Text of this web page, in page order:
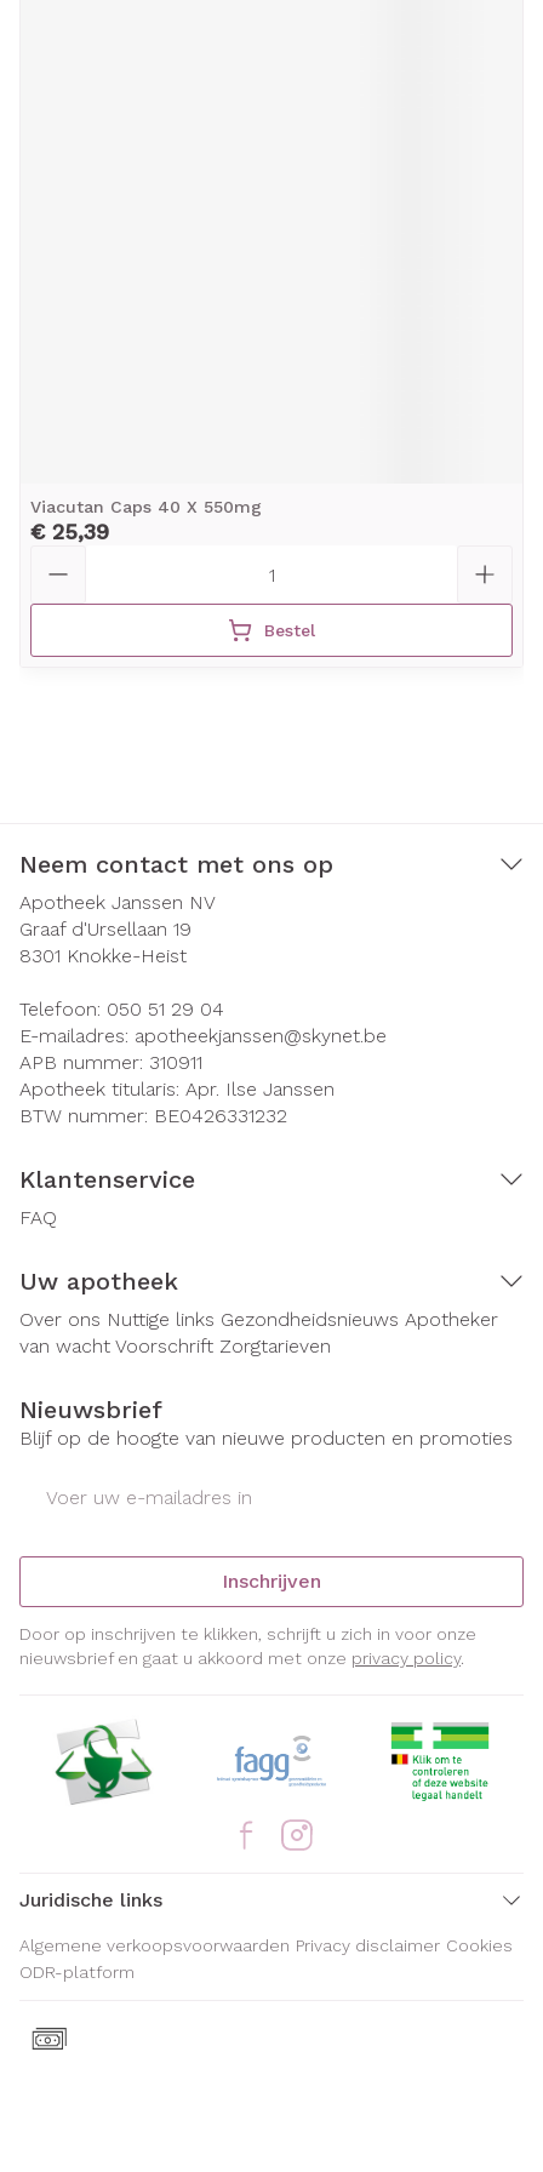
Viacutan Caps 40 X 550mg
€ 25,39
Bestel
Neem contact met ons op
Apotheek Janssen NV
Graaf d'Ursellaan 19
8301 Knokke-Heist
Telefoon: 050 51 29 04
E-mailadres: apotheekjanssen@skynet.be
APB nummer: 310911
Apotheek titularis: Apr. Ilse Janssen
BTW nummer: BE0426331232
Klantenservice
FAQ
Uw apotheek
Over ons Nuttige links Gezondheidsnieuws Apotheker
van wacht Voorschrift Zorgtarieven
Nieuwsbrief
Blijf op de hoogte van nieuwe producten en promoties
Inschrijven
Door op inschrijven te klikken, schrijft u zich in voor onze
nieuwsbrief en gaat u akkoord met onze privacy policy.
Juridische links
Algemene verkoopsvoorwaarden Privacy disclaimer Cookies
ODR-platform